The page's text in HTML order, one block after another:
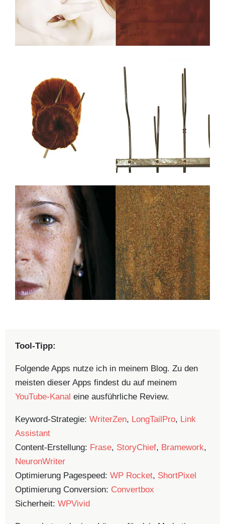
Tool-Tipp:
Folgende Apps nutze ich in meinem Blog. Zu den
meisten dieser Apps findest du auf meinem
YouTube-Kanal eine ausführliche Review.
Keyword-Strategie: WriterZen, LongTailPro, Link
Assistant
Content-Erstellung: Frase, StoryChief, Bramework,
NeuronWriter
Optimierung Pagespeed: WP Rocket, ShortPixel
Optimierung Conversion: Convertbox
Sicherheit: WPVivid